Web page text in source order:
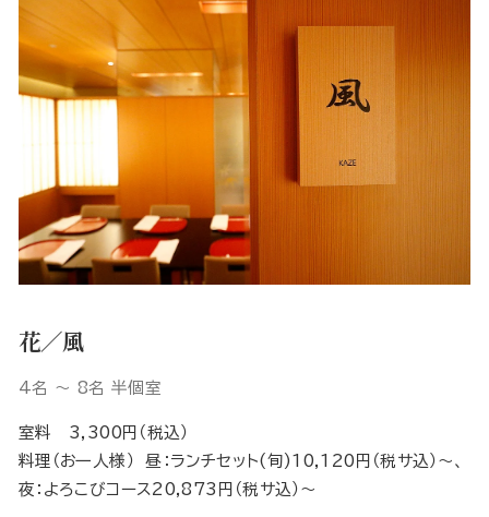
花／風
4名 ～ 8名 半個室
室料 3,300円（税込）
料理（お一人様） 昼：ランチセット(旬)10,120円（税サ込）～、
夜：よろこびコース20,873円（税サ込）～